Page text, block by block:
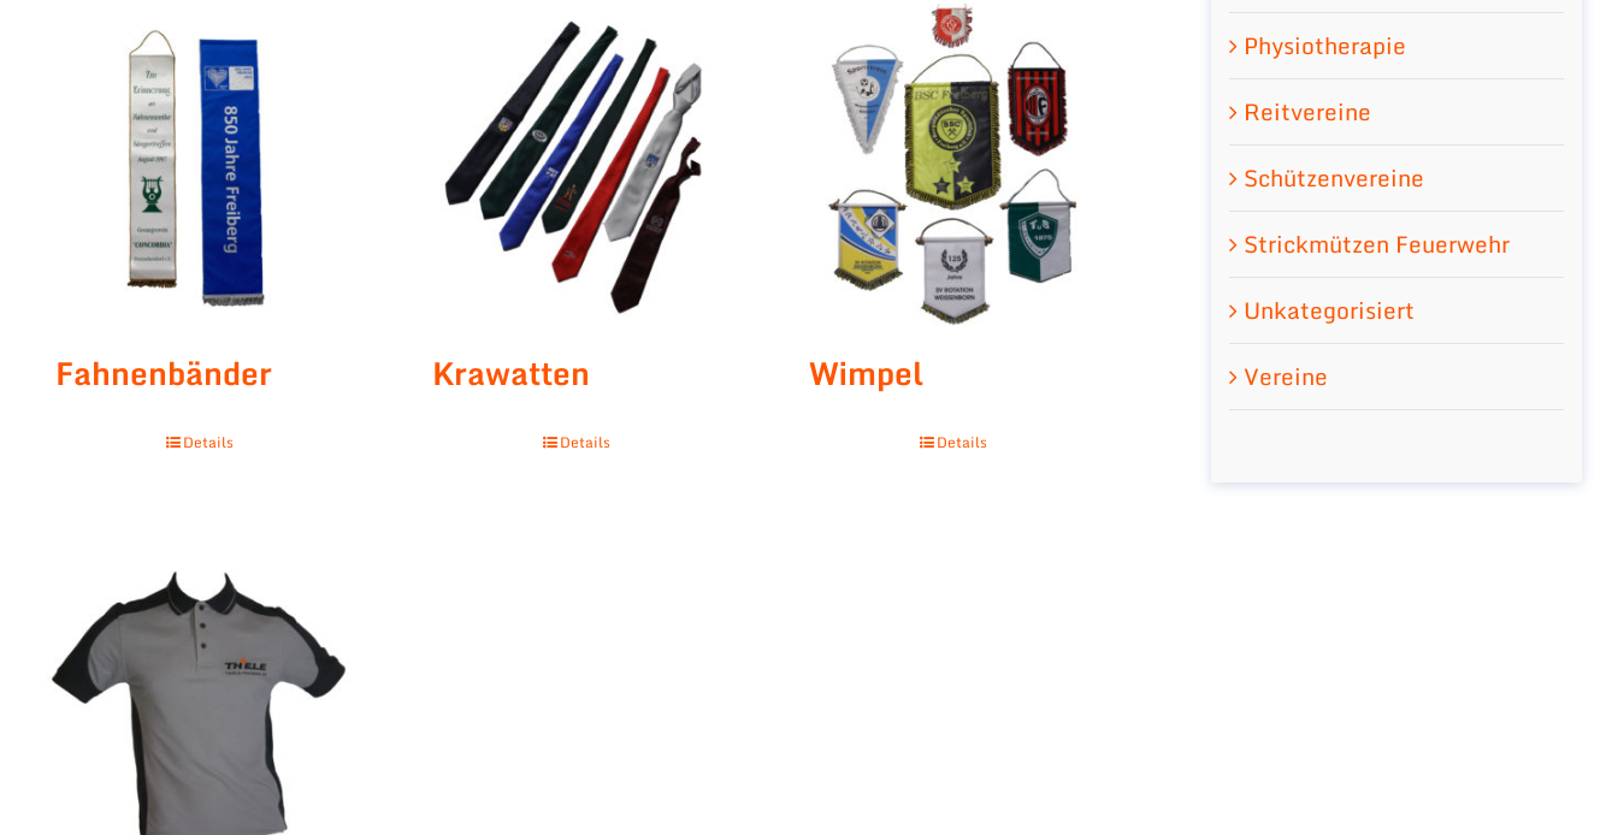
Fahnenbänder
Details
Krawatten
Details
Wimpel
Details
Physiotherapie
Reitvereine
Schützenvereine
Strickmützen Feuerwehr
Unkategorisiert
Vereine